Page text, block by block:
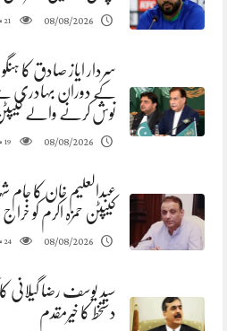
08/08/2026
21
سردار ایاز صادق کا
کے دوران بہادری
نوش کرنے والے
08/08/2026
19
عبدالعلیم خان کا
کیپٹن حمزہ اکرم کو
08/08/2026
24
سید یوسف رضا گیلانی
دستخط کا خیرمقدم